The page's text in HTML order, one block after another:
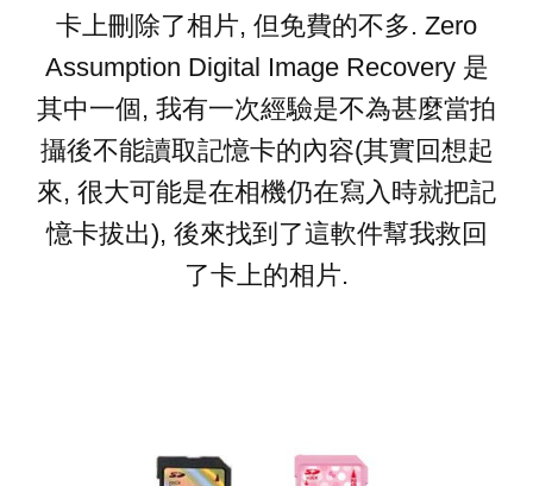
卡上刪除了相片, 但免費的不多. Zero
Assumption Digital Image Recovery 是
其中一個, 我有一次經驗是不為甚麼當拍
攝後不能讀取記憶卡的內容(其實回想起
來, 很大可能是在相機仍在寫入時就把記
憶卡拔出), 後來找到了這軟件幫我救回
了卡上的相片.